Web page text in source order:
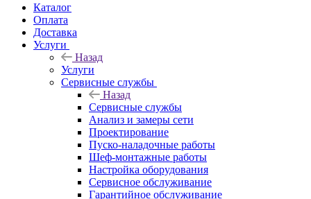
Каталог
Оплата
Доставка
Услуги
Назад
Услуги
Сервисные службы
Назад
Сервисные службы
Анализ и замеры сети
Проектирование
Пуско-наладочные работы
Шеф-монтажные работы
Настройка оборудования
Сервисное обслуживание
Гарантийное обслуживание